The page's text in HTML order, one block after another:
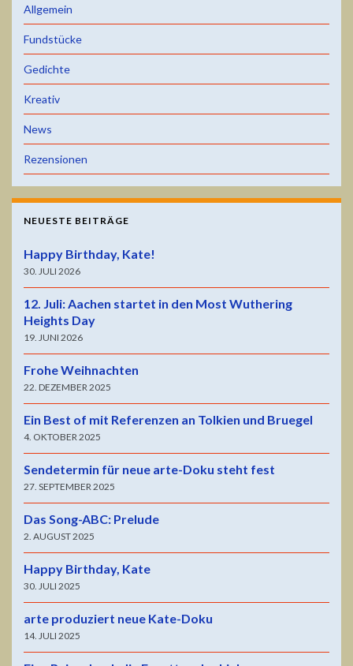
Allgemein
Fundstücke
Gedichte
Kreativ
News
Rezensionen
NEUESTE BEITRÄGE
Happy Birthday, Kate!
30. JULI 2026
12. Juli: Aachen startet in den Most Wuthering
Heights Day
19. JUNI 2026
Frohe Weihnachten
22. DEZEMBER 2025
Ein Best of mit Referenzen an Tolkien und Bruegel
4. OKTOBER 2025
Sendetermin für neue arte-Doku steht fest
27. SEPTEMBER 2025
Das Song-ABC: Prelude
2. AUGUST 2025
Happy Birthday, Kate
30. JULI 2025
arte produziert neue Kate-Doku
14. JULI 2025